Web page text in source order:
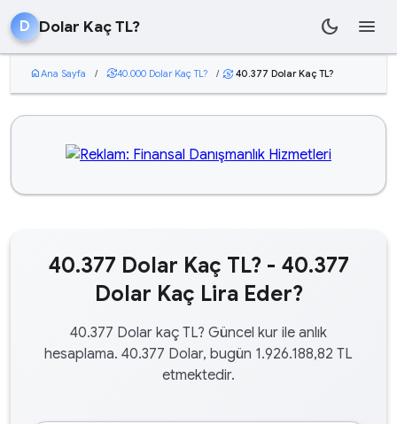
D Dolar Kaç TL? dark_mode menu
homeAna Sayfa / currency_exchange40.000 Dolar Kaç TL? / currency_exchange 40.377 Dolar Kaç TL?
40.377 Dolar Kaç TL? - 40.377
Dolar Kaç Lira Eder?
40.377 Dolar kaç TL? Güncel kur ile anlık
hesaplama. 40.377 Dolar, bugün 1.926.188,82 TL
etmektedir.